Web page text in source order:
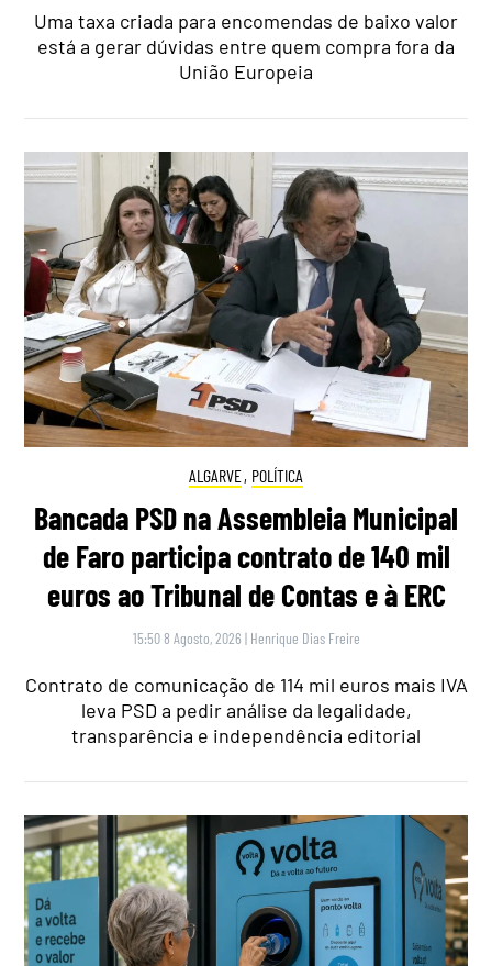
Uma taxa criada para encomendas de baixo valor
está a gerar dúvidas entre quem compra fora da
União Europeia
ALGARVE, POLÍTICA
Bancada PSD na Assembleia Municipal
de Faro participa contrato de 140 mil
euros ao Tribunal de Contas e à ERC
15:50 8 Agosto, 2026 | Henrique Dias Freire
Contrato de comunicação de 114 mil euros mais IVA
leva PSD a pedir análise da legalidade,
transparência e independência editorial